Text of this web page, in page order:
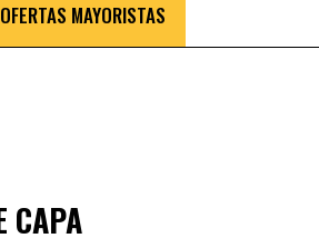
OFERTAS MAYORISTAS
CAPA